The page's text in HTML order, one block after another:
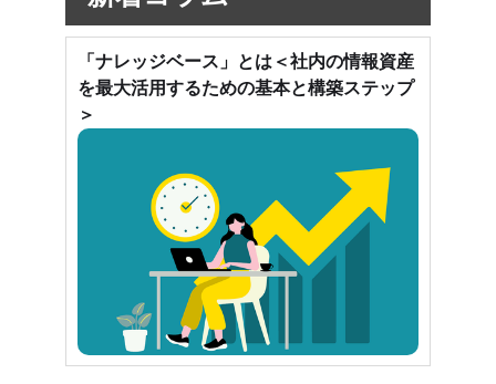
「ナレッジベース」とは＜社内の情報資産
を最大活用するための基本と構築ステップ
＞